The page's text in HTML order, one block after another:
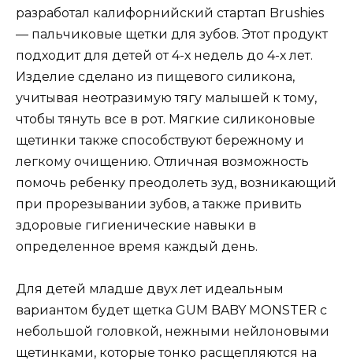
разработал калифорнийский стартап Brushies
— пальчиковые щетки для зубов. Этот продукт
подходит для детей от 4-х недель до 4-х лет.
Изделие сделано из пищевого силикона,
учитывая неотразимую тягу малышей к тому,
чтобы тянуть все в рот. Мягкие силиконовые
щетинки также способствуют бережному и
легкому очищению. Отличная возможность
помочь ребенку преодолеть зуд, возникающий
при прорезывании зубов, а также привить
здоровые гигиенические навыки в
определенное время каждый день.
Для детей младше двух лет идеальным
вариантом будет щетка GUM BABY MONSTER с
небольшой головкой, нежными нейлоновыми
щетинками, которые тонко расщепляются на